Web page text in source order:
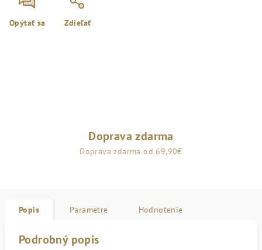
Opýtať sa Zdieľať
Doprava zdarma
Doprava zdarma od 69,90€
Popis Parametre Hodnotenie
Podrobný popis